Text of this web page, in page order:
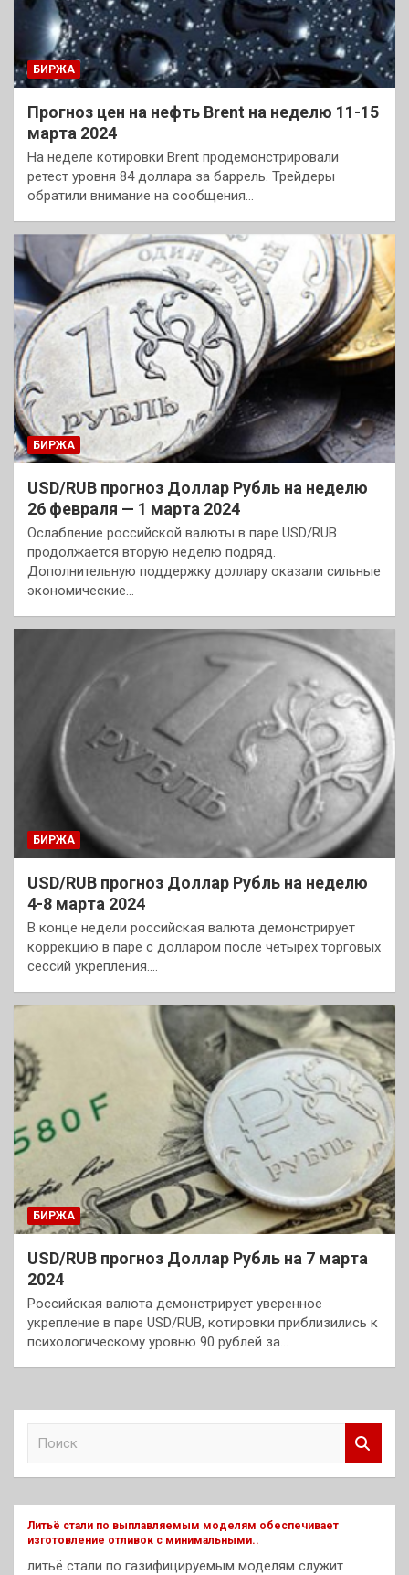
БИРЖА
Прогноз цен на нефть Brent на неделю 11-15
марта 2024
На неделе котировки Brent продемонстрировали
ретест уровня 84 доллара за баррель. Трейдеры
обратили внимание на сообщения…
БИРЖА
USD/RUB прогноз Доллар Рубль на неделю
26 февраля — 1 марта 2024
Ослабление российской валюты в паре USD/RUB
продолжается вторую неделю подряд.
Дополнительную поддержку доллару оказали сильные
экономические…
БИРЖА
USD/RUB прогноз Доллар Рубль на неделю
4-8 марта 2024
В конце недели российская валюта демонстрирует
коррекцию в паре с долларом после четырех торговых
сессий укрепления.…
БИРЖА
USD/RUB прогноз Доллар Рубль на 7 марта
2024
Российская валюта демонстрирует уверенное
укрепление в паре USD/RUB, котировки приблизились к
психологическому уровню 90 рублей за…
к
Литьё стали по выплавляемым моделям обеспечивает
изготовление отливок с минимальными..
литьё стали по газифицируемым моделям служит